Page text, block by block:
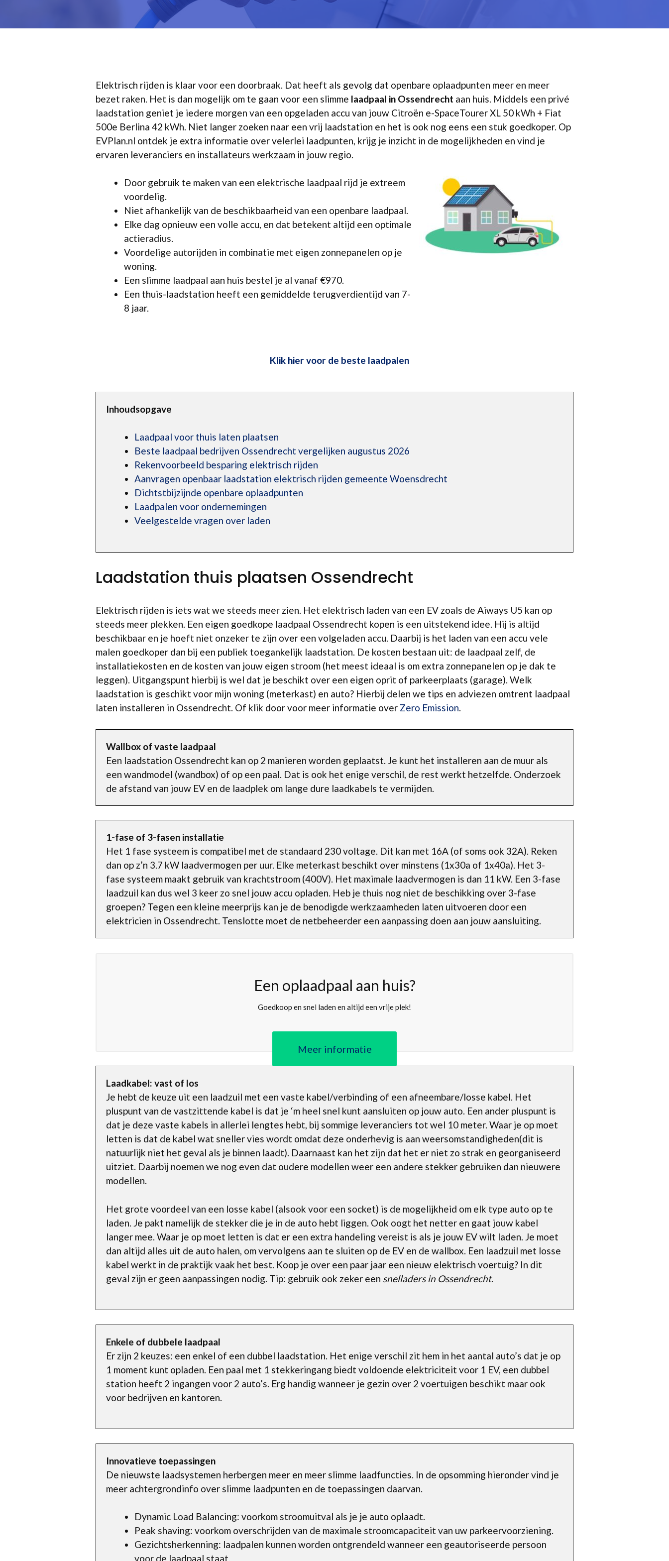
Elektrisch rijden is klaar voor een doorbraak. Dat heeft als gevolg dat openbare oplaadpunten meer en meer
bezet raken. Het is dan mogelijk om te gaan voor een slimme laadpaal in Ossendrecht aan huis. Middels een privé
laadstation geniet je iedere morgen van een opgeladen accu van jouw Citroën e-SpaceTourer XL 50 kWh + Fiat
500e Berlina 42 kWh. Niet langer zoeken naar een vrij laadstation en het is ook nog eens een stuk goedkoper. Op
EVPlan.nl ontdek je extra informatie over velerlei laadpunten, krijg je inzicht in de mogelijkheden en vind je
ervaren leveranciers en installateurs werkzaam in jouw regio.
Door gebruik te maken van een elektrische laadpaal rijd je extreem
voordelig.
Niet afhankelijk van de beschikbaarheid van een openbare laadpaal.
Elke dag opnieuw een volle accu, en dat betekent altijd een optimale
actieradius.
Voordelige autorijden in combinatie met eigen zonnepanelen op je
woning.
Een slimme laadpaal aan huis bestel je al vanaf €970.
Een thuis-laadstation heeft een gemiddelde terugverdientijd van 7-
8 jaar.
Klik hier voor de beste laadpalen
Inhoudsopgave
Laadpaal voor thuis laten plaatsen
Beste laadpaal bedrijven Ossendrecht vergelijken augustus 2026
Rekenvoorbeeld besparing elektrisch rijden
Aanvragen openbaar laadstation elektrisch rijden gemeente Woensdrecht
Dichtstbijzijnde openbare oplaadpunten
Laadpalen voor ondernemingen
Veelgestelde vragen over laden
Laadstation thuis plaatsen Ossendrecht
Elektrisch rijden is iets wat we steeds meer zien. Het elektrisch laden van een EV zoals de Aiways U5 kan op
steeds meer plekken. Een eigen goedkope laadpaal Ossendrecht kopen is een uitstekend idee. Hij is altijd
beschikbaar en je hoeft niet onzeker te zijn over een volgeladen accu. Daarbij is het laden van een accu vele
malen goedkoper dan bij een publiek toegankelijk laadstation. De kosten bestaan uit: de laadpaal zelf, de
installatiekosten en de kosten van jouw eigen stroom (het meest ideaal is om extra zonnepanelen op je dak te
leggen). Uitgangspunt hierbij is wel dat je beschikt over een eigen oprit of parkeerplaats (garage). Welk
laadstation is geschikt voor mijn woning (meterkast) en auto? Hierbij delen we tips en adviezen omtrent laadpaal
laten installeren in Ossendrecht. Of klik door voor meer informatie over Zero Emission.
Wallbox of vaste laadpaal
Een laadstation Ossendrecht kan op 2 manieren worden geplaatst. Je kunt het installeren aan de muur als
een wandmodel (wandbox) of op een paal. Dat is ook het enige verschil, de rest werkt hetzelfde. Onderzoek
de afstand van jouw EV en de laadplek om lange dure laadkabels te vermijden.
1-fase of 3-fasen installatie
Het 1 fase systeem is compatibel met de standaard 230 voltage. Dit kan met 16A (of soms ook 32A). Reken
dan op z’n 3.7 kW laadvermogen per uur. Elke meterkast beschikt over minstens (1x30a of 1x40a). Het 3-
fase systeem maakt gebruik van krachtstroom (400V). Het maximale laadvermogen is dan 11 kW. Een 3-fase
laadzuil kan dus wel 3 keer zo snel jouw accu opladen. Heb je thuis nog niet de beschikking over 3-fase
groepen? Tegen een kleine meerprijs kan je de benodigde werkzaamheden laten uitvoeren door een
elektricien in Ossendrecht. Tenslotte moet de netbeheerder een aanpassing doen aan jouw aansluiting.
Een oplaadpaal aan huis?
Goedkoop en snel laden en altijd een vrije plek!
Meer informatie
Laadkabel: vast of los
Je hebt de keuze uit een laadzuil met een vaste kabel/verbinding of een afneembare/losse kabel. Het
pluspunt van de vastzittende kabel is dat je ‘m heel snel kunt aansluiten op jouw auto. Een ander pluspunt is
dat je deze vaste kabels in allerlei lengtes hebt, bij sommige leveranciers tot wel 10 meter. Waar je op moet
letten is dat de kabel wat sneller vies wordt omdat deze onderhevig is aan weersomstandigheden(dit is
natuurlijk niet het geval als je binnen laadt). Daarnaast kan het zijn dat het er niet zo strak en georganiseerd
uitziet. Daarbij noemen we nog even dat oudere modellen weer een andere stekker gebruiken dan nieuwere
modellen.
Het grote voordeel van een losse kabel (alsook voor een socket) is de mogelijkheid om elk type auto op te
laden. Je pakt namelijk de stekker die je in de auto hebt liggen. Ook oogt het netter en gaat jouw kabel
langer mee. Waar je op moet letten is dat er een extra handeling vereist is als je jouw EV wilt laden. Je moet
dan altijd alles uit de auto halen, om vervolgens aan te sluiten op de EV en de wallbox. Een laadzuil met losse
kabel werkt in de praktijk vaak het best. Koop je over een paar jaar een nieuw elektrisch voertuig? In dit
geval zijn er geen aanpassingen nodig. Tip: gebruik ook zeker een snelladers in Ossendrecht.
Enkele of dubbele laadpaal
Er zijn 2 keuzes: een enkel of een dubbel laadstation. Het enige verschil zit hem in het aantal auto’s dat je op
1 moment kunt opladen. Een paal met 1 stekkeringang biedt voldoende elektriciteit voor 1 EV, een dubbel
station heeft 2 ingangen voor 2 auto’s. Erg handig wanneer je gezin over 2 voertuigen beschikt maar ook
voor bedrijven en kantoren.
Innovatieve toepassingen
De nieuwste laadsystemen herbergen meer en meer slimme laadfuncties. In de opsomming hieronder vind je
meer achtergrondinfo over slimme laadpunten en de toepassingen daarvan.
Dynamic Load Balancing: voorkom stroomuitval als je je auto oplaadt.
Peak shaving: voorkom overschrijden van de maximale stroomcapaciteit van uw parkeervoorziening.
Gezichtsherkenning: laadpalen kunnen worden ontgrendeld wanneer een geautoriseerde persoon
voor de laadpaal staat.